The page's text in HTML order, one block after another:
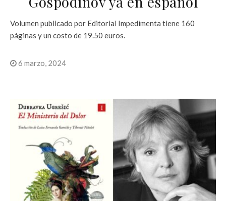
Volumen publicado por Editorial Impedimenta tiene 160
páginas y un costo de 19.50 euros.
6 marzo, 2024